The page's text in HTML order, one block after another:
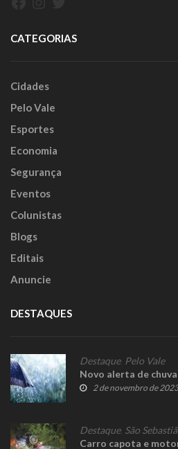
CATEGORIAS
Cidades
Pelo Vale
Esportes
Economia
Segurança
Eventos
Colunistas
Blogs
Editais
Anuncie
DESTAQUES
Destaque, Pelo Vale
Novo alerta de
2 de novembro de 2023
Destaque, São
Carro capota e